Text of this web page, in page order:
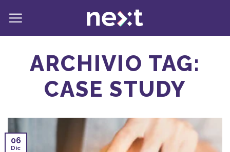
contenuti
ARCHIVIO TAG:
CASE STUDY
06
Dic